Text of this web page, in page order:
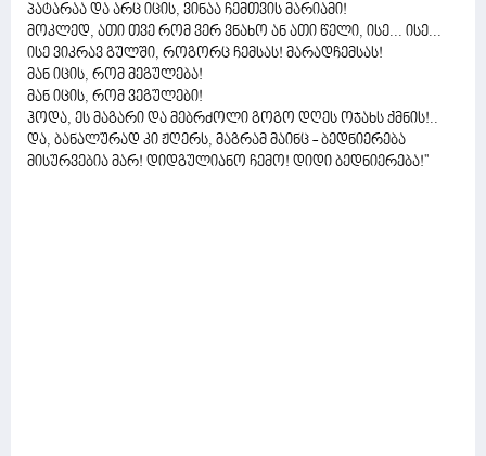
პატარაა და არც იცის, ვინაა ჩემთვის მარიამი!
მოკლედ, ათი თვე რომ ვერ ვნახო ან ათი წელი, ისე... ისე...
ისე ვიკრავ გულში, როგორც ჩემსას! მარადჩემსას!
მან იცის, რომ მეგულება!
მან იცის, რომ ვეგულები!
ჰოდა, ეს მაგარი და მებრძოლი გოგო დღეს ოჯახს ქმნის!..
და, ბანალურად კი ჟღერს, მაგრამ მაინც - ბედნიერება
მისურვებია მარ! დიდგულიანო ჩემო! დიდი ბედნიერება!''